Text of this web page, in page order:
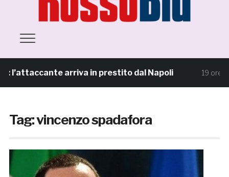
arriva in prestito dal Napoli 19 ore fa
Tag:vincenzo spadafora